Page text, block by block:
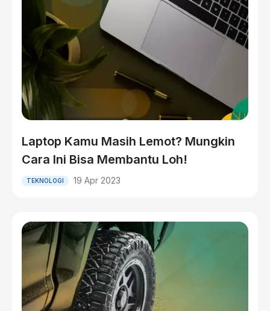
Laptop Kamu Masih Lemot? Mungkin
Cara Ini Bisa Membantu Loh!
TEKNOLOGI 19 Apr 2023